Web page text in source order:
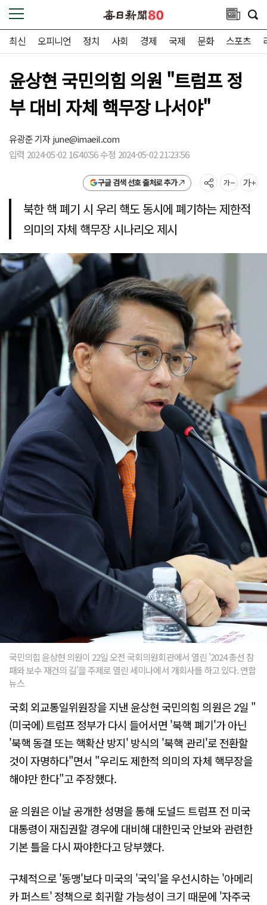
최신 오피니언 정치 사회 경제 국제 문화 스포츠
윤상현 국민의힘 의원 "트럼프 정
부 대비 자체 핵무장 나서야"
유광준 기자june@imaeil.com
입력 2024-05-02 16:40:56 수정 2024-05-02 21:23:56
구글 검색 선호 출처로 추가
북한 핵 폐기 시 우리 핵도 동시에 폐기하는 제한적
의미의 자체 핵무장 시나리오 제시
국민의힘 윤상현 의원이 22일 오전 국회의원회관에서 열린 '2024 총선 참
패와 보수 재건의 길'을 주제로 열린 세미나에서 개회사를 하고 있다. 연합
뉴스
국회 외교통일위원장을 지낸 윤상현 국민의힘 의원은 2일 "
(미국에) 트럼프 정부가 다시 들어서면 '북핵 폐기'가 아닌
'북핵 동결 또는 핵확산 방지' 방식의 '북핵 관리'로 전환할
것이 자명하다"면서 "우리도 제한적 의미의 자체 핵무장을
해야만 한다"고 주장했다.
윤 의원은 이날 공개한 성명을 통해 도널드 트럼프 전 미국
대통령이 재집권할 경우에 대비해 대한민국 안보와 관련한
기본 틀을 다시 짜야한다고 당부했다.
구체적으로 '동맹'보다 미국의 '국익'을 우선시하는 '아메리
카 퍼스트' 정책으로 회귀할 가능성이 크기 때문에 '자주국